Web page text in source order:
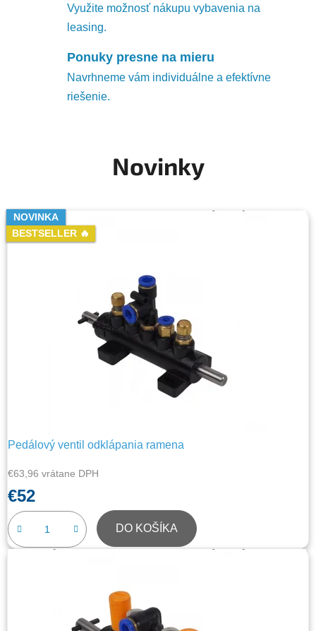
Využite možnosť nákupu vybavenia na
leasing.
Ponuky presne na mieru
Navrhneme vám individuálne a efektívne
riešenie.
Novinky
Pedálový ventil odklápania ramena
€63,96 vrátane DPH
€52
DO KOŠÍKA
NOVINKA
BESTSELLER 🔥
NOVINKA
BESTSELLER 🔥
NOVINKA
BESTSELLER 🔥